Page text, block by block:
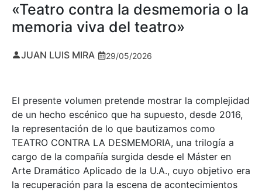
«Teatro contra la desmemoria o la
memoria viva del teatro»
JUAN LUIS MIRA 29/05/2026
El presente volumen pretende mostrar la complejidad
de un hecho escénico que ha supuesto, desde 2016,
la representación de lo que bautizamos como
TEATRO CONTRA LA DESMEMORIA, una trilogía a
cargo de la compañía surgida desde el Máster en
Arte Dramático Aplicado de la U.A., cuyo objetivo era
la recuperación para la escena de acontecimientos